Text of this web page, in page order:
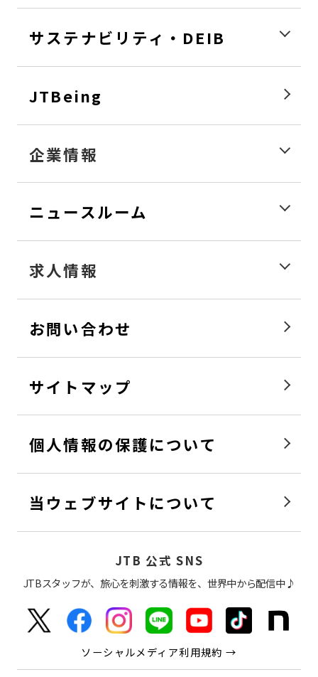
サステナビリティ・DEIB
JTBeing
企業情報
ニュースルーム
求人情報
お問い合わせ
サイトマップ
個人情報の保護について
当ウェブサイトについて
JTB 公式 SNS
JTBスタッフが、旅心を刺激する情報を、世界中から配信中♪
ソーシャルメディア利用規約 →